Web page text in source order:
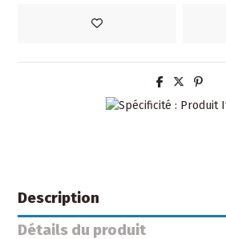
Description
Détails du produit